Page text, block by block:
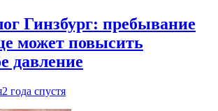
Гинзбург: пребывание
может повысить
давление
2 года спустя